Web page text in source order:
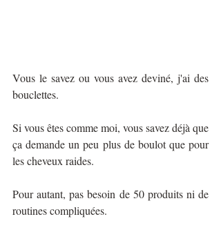
Vous le savez ou vous avez deviné, j'ai des
bouclettes.
Si vous êtes comme moi, vous savez déjà que
ça demande un peu plus de boulot que pour
les cheveux raides.
Pour autant, pas besoin de 50 produits ni de
routines compliquées.